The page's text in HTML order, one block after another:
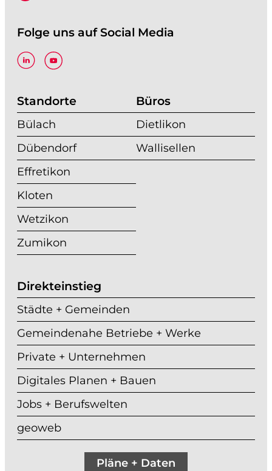
Folge uns auf Social Media
Standorte
Bülach
Dübendorf
Effretikon
Kloten
Wetzikon
Zumikon
Büros
Dietlikon
Wallisellen
Direkteinstieg
Städte + Gemeinden
Gemeindenahe Betriebe + Werke
Private + Unternehmen
Digitales Planen + Bauen
Jobs + Berufswelten
geoweb
Pläne + Daten